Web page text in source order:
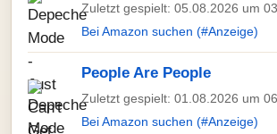
Zuletzt gespielt: 05.08.2026 um
Bei Amazon suchen (#Anzeige)
People Are People
Zuletzt gespielt: 01.08.2026 um
Bei Amazon suchen (#Anzeige)